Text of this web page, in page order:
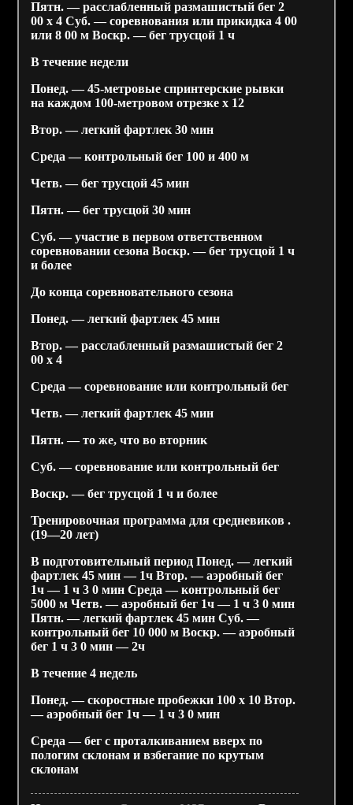
Пятн. — расслабленный размашистый бег 2
00 х 4 Суб. — соревнования или прикидка 4 00
или 8 00 м Воскр. — бег трусцой 1 ч
В течение недели
Понед. — 45-метровые спринтерские рывки
на каждом 100-метровом отрезке х 12
Втор. — легкий фартлек 30 мин
Среда — контрольный бег 100 и 400 м
Четв. — бег трусцой 45 мин
Пятн. — бег трусцой 30 мин
Суб. — участие в первом ответственном
соревновании сезона Воскр. — бег трусцой 1 ч
и более
До конца соревновательного сезона
Понед. — легкий фартлек 45 мин
Втор. — расслабленный размашистый бег 2
00 х 4
Среда — соревнование или контрольный бег
Четв. — легкий фартлек 45 мин
Пятн. — то же, что во вторник
Суб. — соревнование или контрольный бег
Воскр. — бег трусцой 1 ч и более
Тренировочная программа для средневиков .
(19—20 лет)
В подготовительный период Понед. — легкий
фартлек 45 мин — 1ч Втор. — аэробный бег
1ч — 1 ч 3 0 мин Среда — контрольный бег
5000 м Четв. — аэробный бег 1ч — 1 ч 3 0 мин
Пятн. — легкий фартлек 45 мин Суб. —
контрольный бег 10 000 м Воскр. — аэробный
бег 1 ч 3 0 мин — 2ч
В течение 4 недель
Понед. — скоростные пробежки 100 х 10 Втор.
— аэробный бег 1ч — 1 ч 3 0 мин
Среда — бег с проталкиванием вверх по
пологим склонам и взбегание по крутым
склонам